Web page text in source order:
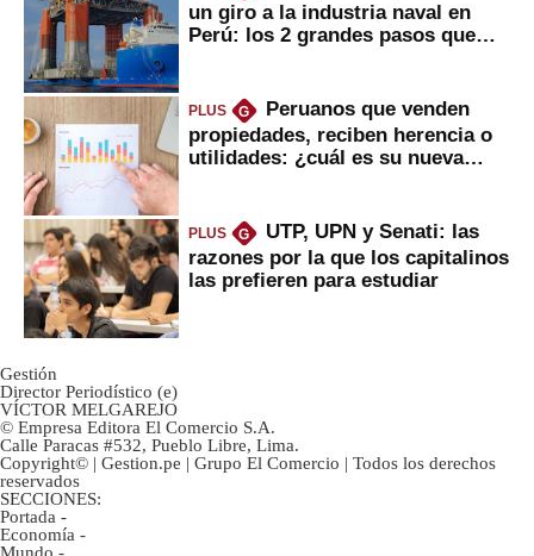
un giro a la industria naval en
Perú: los 2 grandes pasos que
PLUS G
Peruanos que venden
propiedades, reciben herencia o
utilidades: ¿cuál es su nueva
PLUS G
UTP, UPN y Senati: las
razones por la que los capitalinos
las prefieren para estudiar
Gestión
Director Periodístico (e)
VÍCTOR MELGAREJO
© Empresa Editora El Comercio S.A.
Calle Paracas #532, Pueblo Libre, Lima.
Copyright© | Gestion.pe | Grupo El Comercio | Todos los derechos
reservados
SECCIONES:
Portada -
Economía -